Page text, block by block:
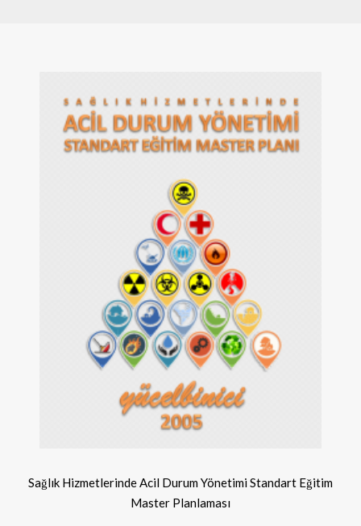
Sağlık Hizmetlerinde Acil Durum Yönetimi Standart Eğitim
Master Planlaması